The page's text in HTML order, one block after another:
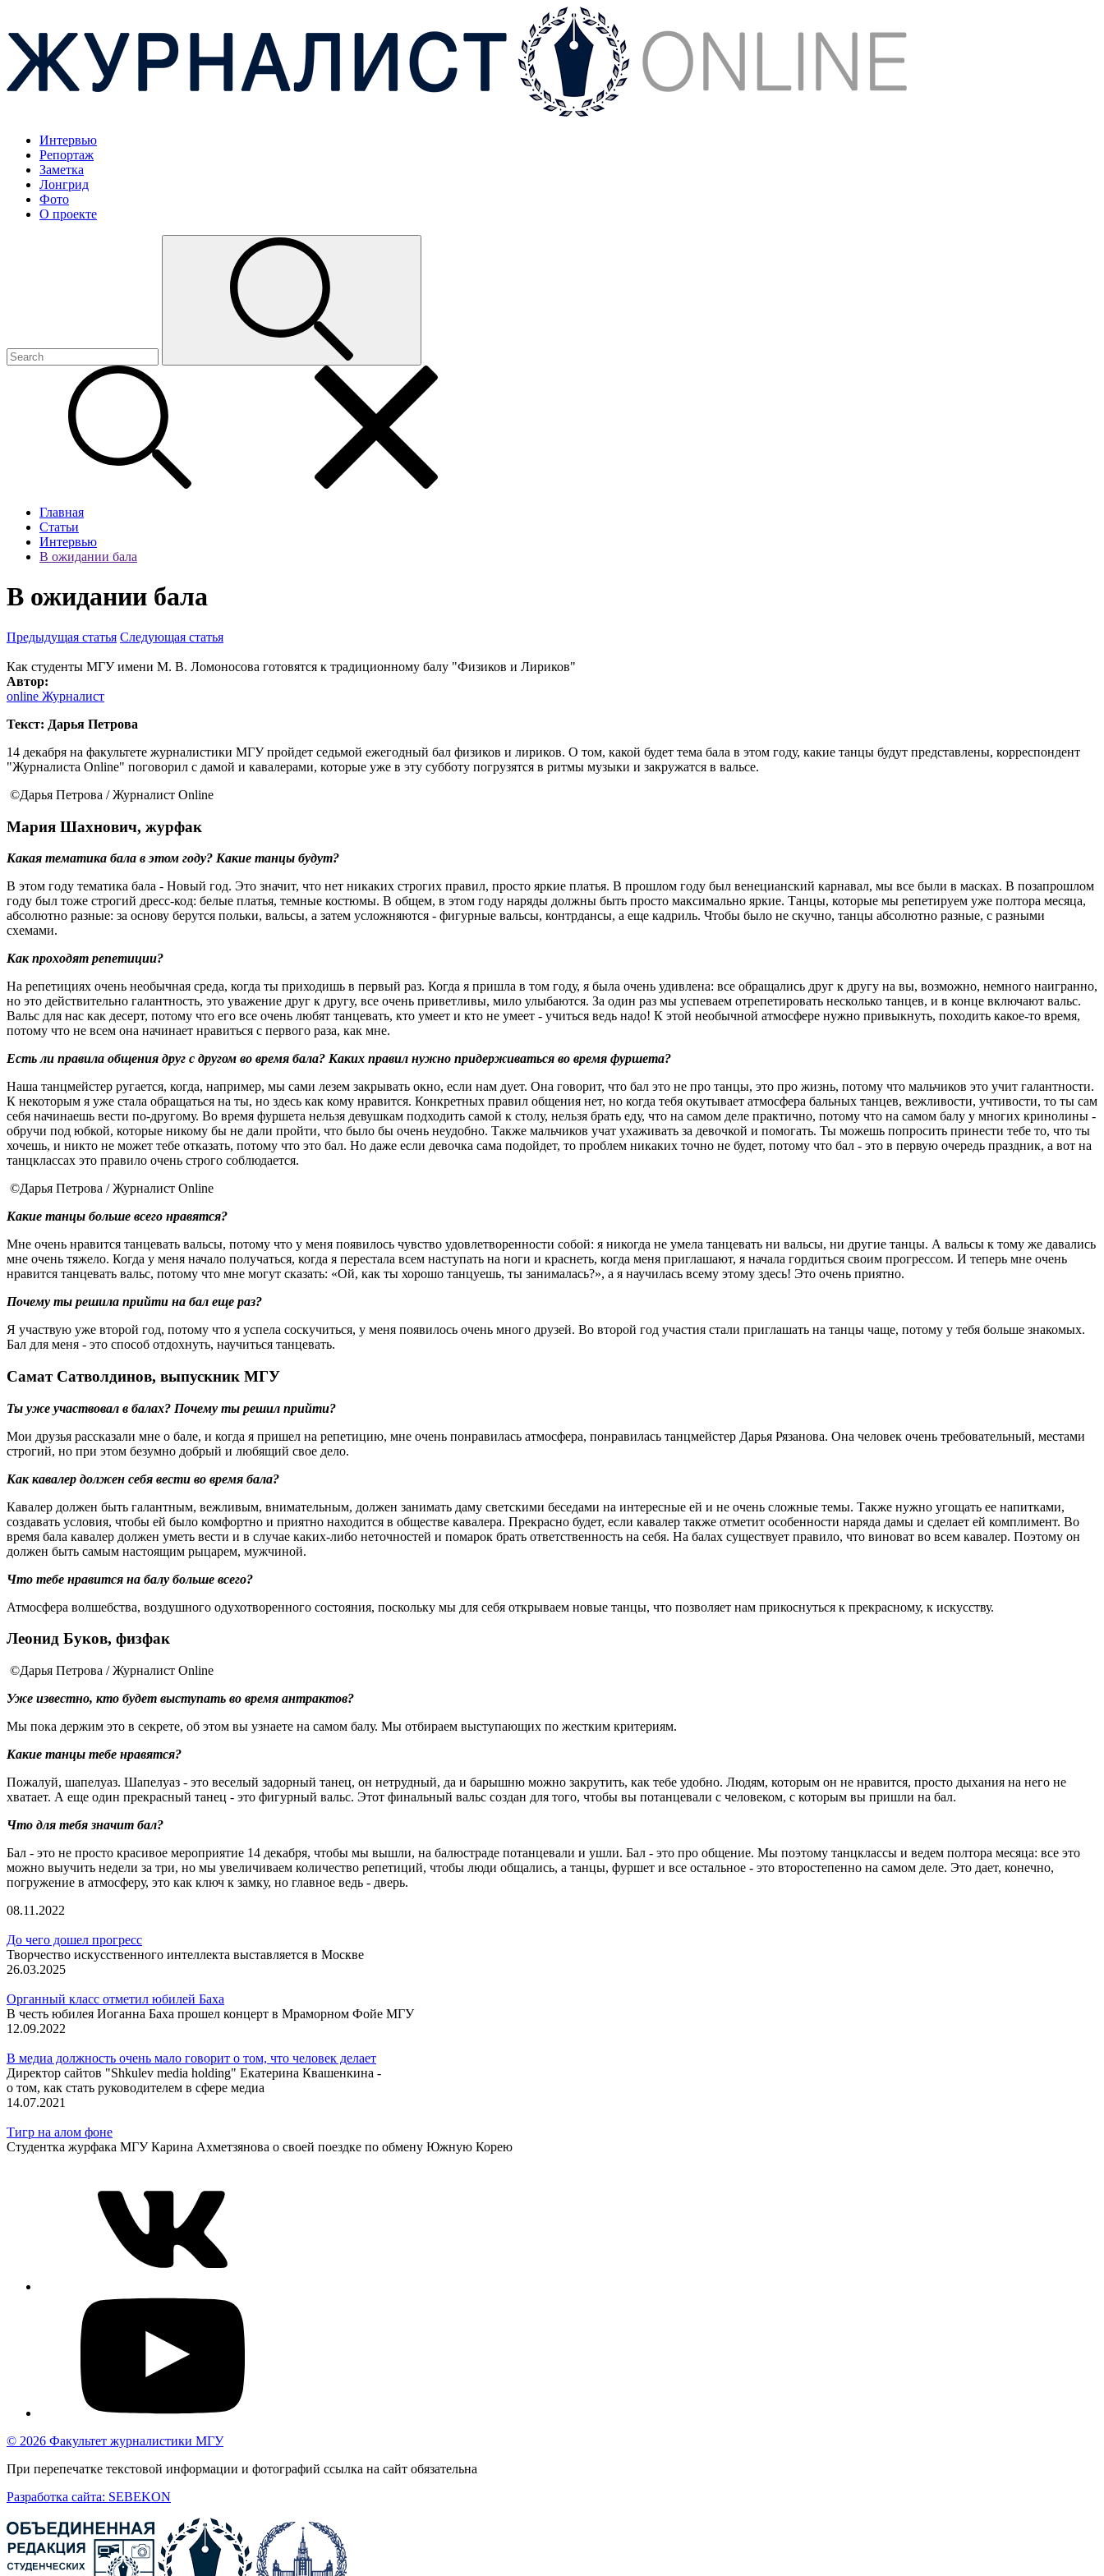
Интервью
Репортаж
Заметка
Лонгрид
Фото
О проекте
Главная
Статьи
Интервью
В ожидании бала
В ожидании бала
Предыдущая статья Следующая статья
Как студенты МГУ имени М. В. Ломоносова готовятся к традиционному балу "Физиков и Лириков"
Автор:
online Журналист
Текст: Дарья Петрова
14 декабря на факультете журналистики МГУ пройдет седьмой ежегодный бал физиков и лириков. О том, какой будет тема бала в этом году, какие танцы будут представлены, корреспондент
"Журналиста Online" поговорил с дамой и кавалерами, которые уже в эту субботу погрузятся в ритмы музыки и закружатся в вальсе.
©Дарья Петрова / Журналист Online
Мария Шахнович, журфак
Какая тематика бала в этом году? Какие танцы будут?
В этом году тематика бала - Новый год. Это значит, что нет никаких строгих правил, просто яркие платья. В прошлом году был венецианский карнавал, мы все были в масках. В позапрошлом
году был тоже строгий дресс-код: белые платья, темные костюмы. В общем, в этом году наряды должны быть просто максимально яркие. Танцы, которые мы репетируем уже полтора месяца,
абсолютно разные: за основу берутся польки, вальсы, а затем усложняются - фигурные вальсы, контрдансы, а еще кадриль. Чтобы было не скучно, танцы абсолютно разные, с разными
схемами.
Как проходят репетиции?
На репетициях очень необычная среда, когда ты приходишь в первый раз. Когда я пришла в том году, я была очень удивлена: все обращались друг к другу на вы, возможно, немного наигранно,
но это действительно галантность, это уважение друг к другу, все очень приветливы, мило улыбаются. За один раз мы успеваем отрепетировать несколько танцев, и в конце включают вальс.
Вальс для нас как десерт, потому что его все очень любят танцевать, кто умеет и кто не умеет - учиться ведь надо! К этой необычной атмосфере нужно привыкнуть, походить какое-то время,
потому что не всем она начинает нравиться с первого раза, как мне.
Есть ли правила общения друг с другом во время бала? Каких правил нужно придерживаться во время фуршета?
Наша танцмейстер ругается, когда, например, мы сами лезем закрывать окно, если нам дует. Она говорит, что бал это не про танцы, это про жизнь, потому что мальчиков это учит галантности.
К некоторым я уже стала обращаться на ты, но здесь как кому нравится. Конкретных правил общения нет, но когда тебя окутывает атмосфера бальных танцев, вежливости, учтивости, то ты сам
себя начинаешь вести по-другому. Во время фуршета нельзя девушкам подходить самой к столу, нельзя брать еду, что на самом деле практично, потому что на самом балу у многих кринолины -
обручи под юбкой, которые никому бы не дали пройти, что было бы очень неудобно. Также мальчиков учат ухаживать за девочкой и помогать. Ты можешь попросить принести тебе то, что ты
хочешь, и никто не может тебе отказать, потому что это бал. Но даже если девочка сама подойдет, то проблем никаких точно не будет, потому что бал - это в первую очередь праздник, а вот на
танцклассах это правило очень строго соблюдается.
©Дарья Петрова / Журналист Online
Какие танцы больше всего нравятся?
Мне очень нравится танцевать вальсы, потому что у меня появилось чувство удовлетворенности собой: я никогда не умела танцевать ни вальсы, ни другие танцы. А вальсы к тому же давались
мне очень тяжело. Когда у меня начало получаться, когда я перестала всем наступать на ноги и краснеть, когда меня приглашают, я начала гордиться своим прогрессом. И теперь мне очень
нравится танцевать вальс, потому что мне могут сказать: «Ой, как ты хорошо танцуешь, ты занималась?», а я научилась всему этому здесь! Это очень приятно.
Почему ты решила прийти на бал еще раз?
Я участвую уже второй год, потому что я успела соскучиться, у меня появилось очень много друзей. Во второй год участия стали приглашать на танцы чаще, потому у тебя больше знакомых.
Бал для меня - это способ отдохнуть, научиться танцевать.
Самат Сатволдинов, выпускник МГУ
Ты уже участвовал в балах? Почему ты решил прийти?
Мои друзья рассказали мне о бале, и когда я пришел на репетицию, мне очень понравилась атмосфера, понравилась танцмейстер Дарья Рязанова. Она человек очень требовательный, местами
строгий, но при этом безумно добрый и любящий свое дело.
Как кавалер должен себя вести во время бала?
Кавалер должен быть галантным, вежливым, внимательным, должен занимать даму светскими беседами на интересные ей и не очень сложные темы. Также нужно угощать ее напитками,
создавать условия, чтобы ей было комфортно и приятно находится в обществе кавалера. Прекрасно будет, если кавалер также отметит особенности наряда дамы и сделает ей комплимент. Во
время бала кавалер должен уметь вести и в случае каких-либо неточностей и помарок брать ответственность на себя. На балах существует правило, что виноват во всем кавалер. Поэтому он
должен быть самым настоящим рыцарем, мужчиной.
Что тебе нравится на балу больше всего?
Атмосфера волшебства, воздушного одухотворенного состояния, поскольку мы для себя открываем новые танцы, что позволяет нам прикоснуться к прекрасному, к искусству.
Леонид Буков, физфак
©Дарья Петрова / Журналист Online
Уже известно, кто будет выступать во время антрактов?
Мы пока держим это в секрете, об этом вы узнаете на самом балу. Мы отбираем выступающих по жестким критериям.
Какие танцы тебе нравятся?
Пожалуй, шапелуаз. Шапелуаз - это веселый задорный танец, он нетрудный, да и барышню можно закрутить, как тебе удобно. Людям, которым он не нравится, просто дыхания на него не
хватает. А еще один прекрасный танец - это фигурный вальс. Этот финальный вальс создан для того, чтобы вы потанцевали с человеком, с которым вы пришли на бал.
Что для тебя значит бал?
Бал - это не просто красивое мероприятие 14 декабря, чтобы мы вышли, на балюстраде потанцевали и ушли. Бал - это про общение. Мы поэтому танцклассы и ведем полтора месяца: все это
можно выучить недели за три, но мы увеличиваем количество репетиций, чтобы люди общались, а танцы, фуршет и все остальное - это второстепенно на самом деле. Это дает, конечно,
погружение в атмосферу, это как ключ к замку, но главное ведь - дверь.
08.11.2022
До чего дошел прогресс
Творчество искусственного интеллекта выставляется в Москве
26.03.2025
Органный класс отметил юбилей Баха
В честь юбилея Иоганна Баха прошел концерт в Мраморном Фойе МГУ
12.09.2022
В медиа должность очень мало говорит о том, что человек делает
Директор сайтов "Shkulev media holding" Екатерина Квашенкина -
о том, как стать руководителем в сфере медиа
14.07.2021
Тигр на алом фоне
Студентка журфака МГУ Карина Ахметзянова о своей поездке по обмену Южную Корею
© 2026 Факультет журналистики МГУ
При перепечатке текстовой информации и фотографий ссылка на сайт обязательна
Разработка сайта: SEBEKON